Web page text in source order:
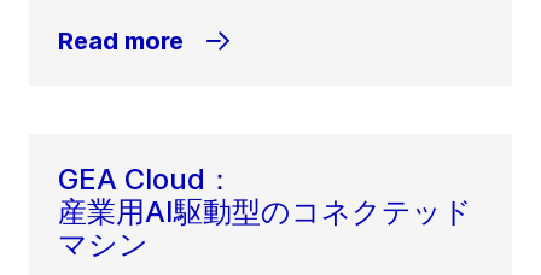
Read more
GEA Cloud：
産業用AI駆動型のコネクテッド
マシン